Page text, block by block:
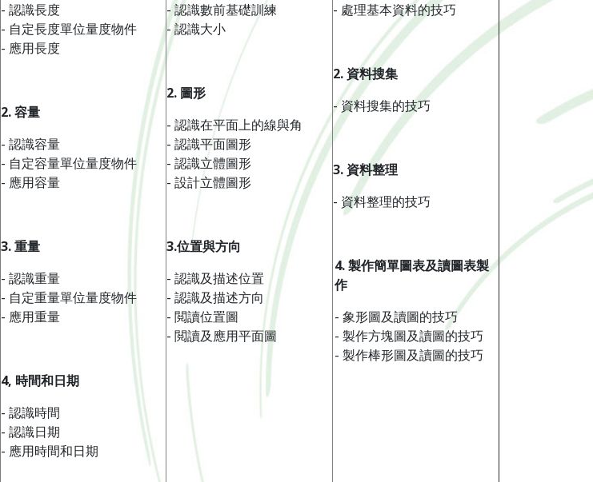
- 認識長度
- 自定長度單位量度物件
- 應用長度
2.容量
- 認識容量
- 自定容量單位量度物件
- 應用容量
3.重量
- 認識重量
- 自定重量單位量度物件
- 應用重量
4, 時間和日期
- 認識時間
- 認識日期
- 應用時間和日期
- 認識數前基礎訓練
- 認識大小
2. 圖形
- 認識在平面上的線與角
- 認識平面圖形
- 認識立體圖形
- 設計立體圖形
3.位置與方向
- 認識及描述位置
- 認識及描述方向
- 閲讀位置圖
- 閲讀及應用平面圖
- 處理基本資料的技巧
2. 資料搜集
- 資料搜集的技巧
3. 資料整理
- 資料整理的技巧
4.製作簡單圖表及讀圖表製
作
- 象形圖及讀圖的技巧
- 製作方塊圖及讀圖的技巧
- 製作棒形圖及讀圖的技巧